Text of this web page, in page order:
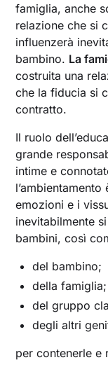
famiglia, anche
relazione che si
influenzerà
bambino. La
costruita una
che la fiducia si
contratto.
Il ruolo
grande
intime e
emozioni e i
inevitabilmente
bambini, così
del bambino;
della famiglia;
del gruppo
degli altri
per contenerle e